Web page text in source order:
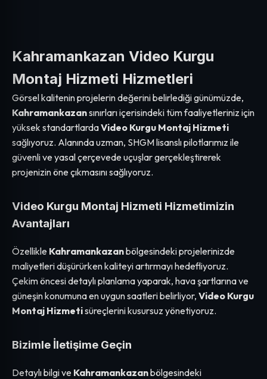
Kahramankazan Video Kurgu
Montaj Hizmeti Hizmetleri
Görsel kalitenin projelerin değerini belirlediği günümüzde,
Kahramankazansınırları içerisindeki tüm faaliyetleriniz için
yüksek standartlardaVideo Kurgu Montaj Hizmeti
sağlıyoruz. Alanında uzman, SHGM lisanslı pilotlarımız ile
güvenli ve yasal çerçevede uçuşlar gerçekleştirerek
projenizin öne çıkmasını sağlıyoruz.
Video Kurgu Montaj Hizmeti Hizmetimizin
Avantajları
Özellikle Kahramankazanbölgesindeki projelerinizde
maliyetleri düşürürken kaliteyi artırmayı hedefliyoruz.
Çekim öncesi detaylı planlama yaparak, hava şartlarına ve
güneşin konumuna en uygun saatleri belirliyor, Video Kurgu
Montaj Hizmetisüreçlerini kusursuz yönetiyoruz.
Bizimle İletişime Geçin
Detaylı bilgi ve Kahramankazanbölgesindeki